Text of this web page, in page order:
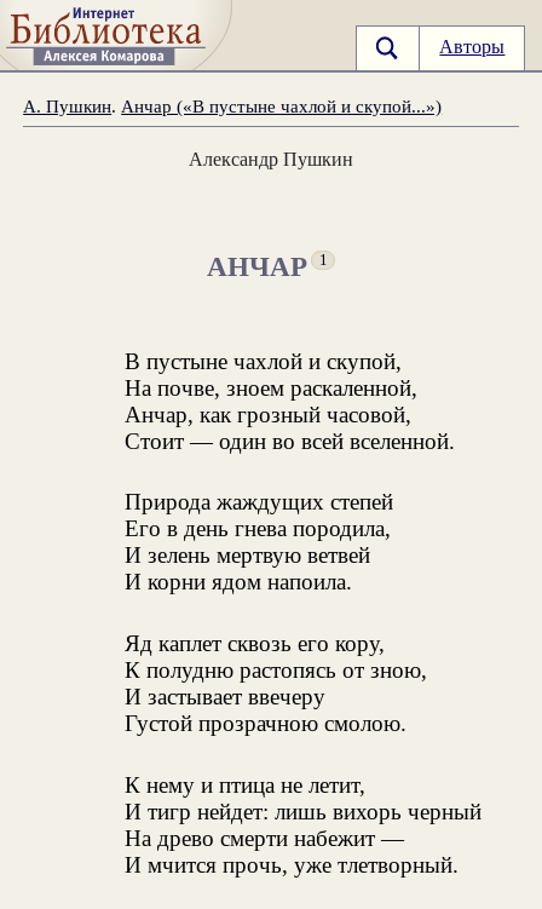
Авторы
А. Пушкин. Анчар («В пустыне чахлой и скупой...»)
Александр Пушкин
АНЧАР 1
В пустыне чахлой и скупой,
На почве, зноем раскаленной,
Анчар, как грозный часовой,
Стоит — один во всей вселенной.
Природа жаждущих степей
Его в день гнева породила,
И зелень мертвую ветвей
И корни ядом напоила.
Яд каплет сквозь его кору,
К полудню растопясь от зною,
И застывает ввечеру
Густой прозрачною смолою.
К нему и птица не летит,
И тигр нейдет: лишь вихорь черный
На древо смерти набежит —
И мчится прочь, уже тлетворный.